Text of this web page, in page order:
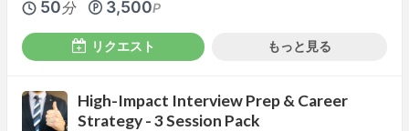
50分 3,500P
リクエスト もっと見る
High-Impact Interview Prep & Career
Strategy - 3 Session Pack